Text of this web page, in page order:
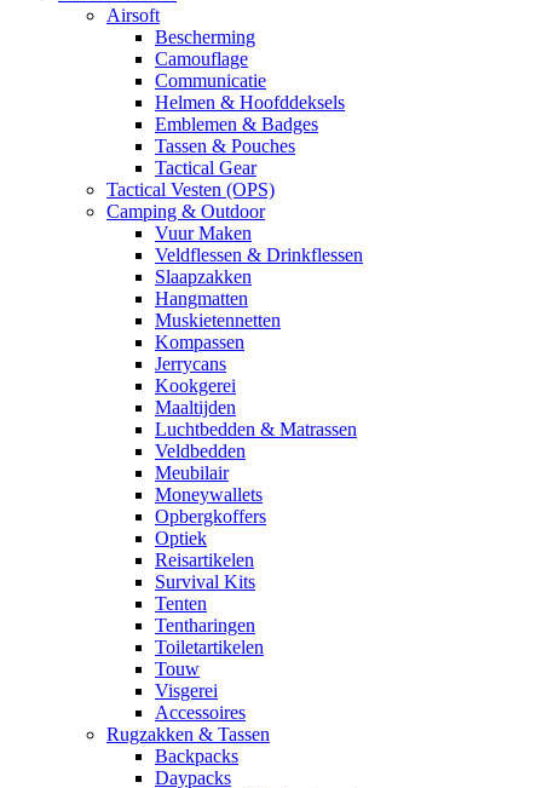
Airsoft
Bescherming
Camouflage
Communicatie
Helmen & Hoofddeksels
Emblemen & Badges
Tassen & Pouches
Tactical Gear
Tactical Vesten (OPS)
Camping & Outdoor
Vuur Maken
Veldflessen & Drinkflessen
Slaapzakken
Hangmatten
Muskietennetten
Kompassen
Jerrycans
Kookgerei
Maaltijden
Luchtbedden & Matrassen
Veldbedden
Meubilair
Moneywallets
Opbergkoffers
Optiek
Reisartikelen
Survival Kits
Tenten
Tentharingen
Toiletartikelen
Touw
Visgerei
Accessoires
Rugzakken & Tassen
Backpacks
Daypacks